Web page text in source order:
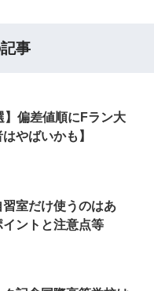
事
】偏差値順にFラン大
やばいかも】
習室だけ使うのはあ
ントと注意点等